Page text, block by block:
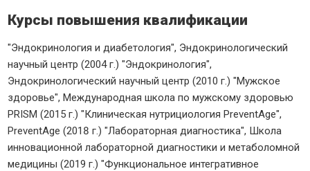
Курсы повышения квалификации
"Эндокринология и диабетология", Эндокринологический
научный центр (2004 г.) "Эндокринология",
Эндокринологический научный центр (2010 г.) "Мужское
здоровье", Международная школа по мужскому здоровью
PRISM (2015 г.) "Клиническая нутрициология PreventAge",
PreventAge (2018 г.) "Лабораторная диагностика", Школа
инновационной лабораторной диагностики и метаболомной
медицины (2019 г.) "Функциональное интегративное